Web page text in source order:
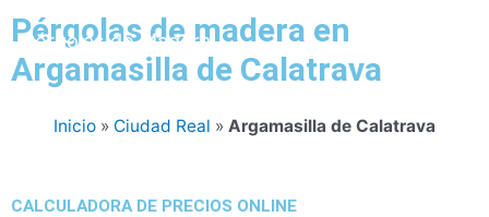
Pérgolas de Madera
Pérgolas de madera en
Argamasilla de Calatrava
Inicio » Ciudad Real » Argamasilla de Calatrava
CALCULADORA DE PRECIOS ONLINE